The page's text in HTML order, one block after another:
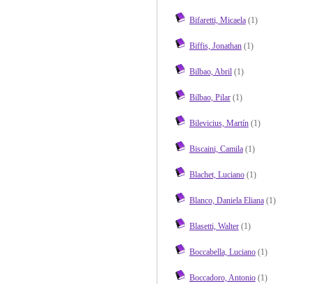
Bifaretti, Micaela(1)
Biffis, Jonathan(1)
Bilbao, Abril(1)
Bilbao, Pilar(1)
Bilevicius, Martín(1)
Biscaini, Camila(1)
Blachet, Luciano(1)
Blanco, Daniela Eliana(1)
Blasetti, Walter(1)
Boccabella, Luciano(1)
Boccadoro, Antonio(1)